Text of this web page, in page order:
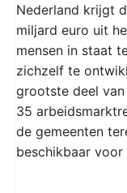
Nederland krijgt
miljard euro uit
mensen in staat
zichzelf te
grootste deel
35
de gemeenten
beschikbaar